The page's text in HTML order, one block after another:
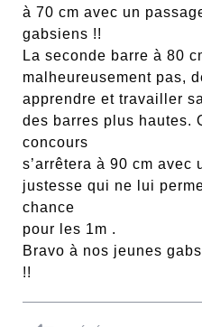
à 70 cm avec un
gabsiens !!
La seconde barre à 80
malheureusement pas,
apprendre et travailler
des barres plus hautes.
concours
s’arrêtera à 90 cm avec
justesse qui ne lui
chance
pour les 1m .
Bravo à nos jeunes
!!
Navigation